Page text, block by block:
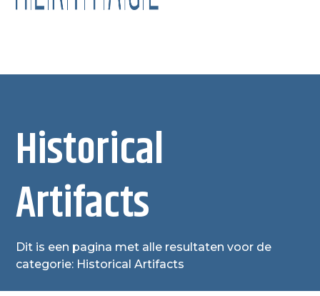
Historical
Artifacts
Dit is een pagina met alle resultaten voor de
categorie: Historical Artifacts